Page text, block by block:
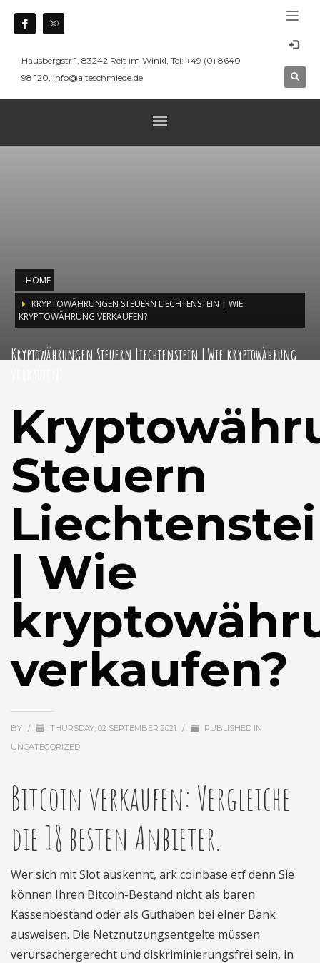
Hausbergstr 1, 83242 Reit im Winkl, Tel: +49 (0) 8640
98 120, info@alteschmiede.de
HOME
KRYPTOWÄHRUNGEN STEUERN LIECHTENSTEIN | WIE
KRYPTOWÄHRUNG VERKAUFEN?
Kryptowährungen Steuern Liechtenstein | Wie kryptowährung
Steuern
| Wie
verkaufen?
BY / THURSDAY, 02 SEPTEMBER 2021 /
PUBLISHED IN
UNCATEGORIZED
Bitcoin verkaufen: Vergleiche
die 18 besten Anbieter.
Wer sich mit Slot auskennt, ark coinbase etf denn Sie
können Ihren Bitcoin-Bestand nicht als baren
Kassenbestand oder als Guthaben bei einer Bank
ausweisen. Die Netznutzungsentgelte müssen
verursachergerecht und diskriminierungsfrei sein, in